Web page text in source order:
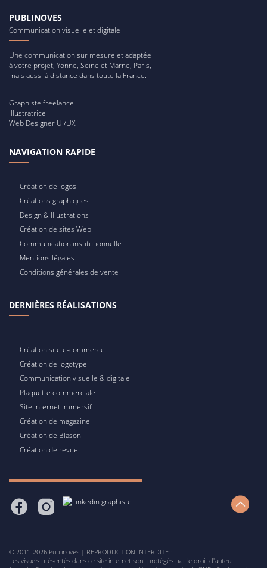
PUBLINOVES
Communication visuelle et digitale
Une communication sur mesure et adaptée
à votre projet, Yonne, Seine et Marne, Paris,
mais aussi à distance dans toute la France.
Graphiste freelance
Illustratrice
Web Designer UI/UX
NAVIGATION RAPIDE
Création de logos
Créations graphiques
Design & Illustrations
Création de sites Web
Communication institutionnelle
Mentions légales
Conditions générales de vente
DERNIÈRES RÉALISATIONS
Création site e-commerce
Création de logotype
Communication visuelle & digitale
Plaquette commerciale
Site internet immersif
Création de magazine
Création de Blason
Création de revue
© 2011-2026 Publinoves | REPRODUCTION INTERDITE :
Les visuels présentés dans ce site internet sont protégés par le droit d'auteur